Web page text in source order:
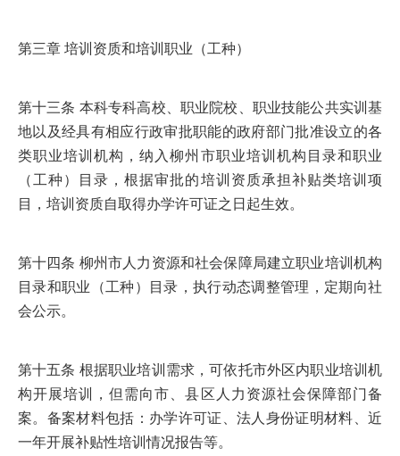
第三章 培训资质和培训职业（工种）
第十三条 本科专科高校、职业院校、职业技能公共实训基
地以及经具有相应行政审批职能的政府部门批准设立的各
类职业培训机构，纳入柳州市职业培训机构目录和职业
（工种）目录，根据审批的培训资质承担补贴类培训项
目，培训资质自取得办学许可证之日起生效。
第十四条 柳州市人力资源和社会保障局建立职业培训机构
目录和职业（工种）目录，执行动态调整管理，定期向社
会公示。
第十五条 根据职业培训需求，可依托市外区内职业培训机
构开展培训，但需向市、县区人力资源社会保障部门备
案。备案材料包括：办学许可证、法人身份证明材料、近
一年开展补贴性培训情况报告等。